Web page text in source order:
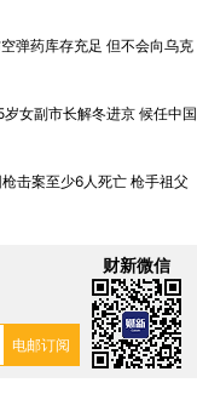
弹药库存充足 但不会向乌克
女副市长解冬进京 候任中国
击案至少6人死亡 枪手祖父
财新微信